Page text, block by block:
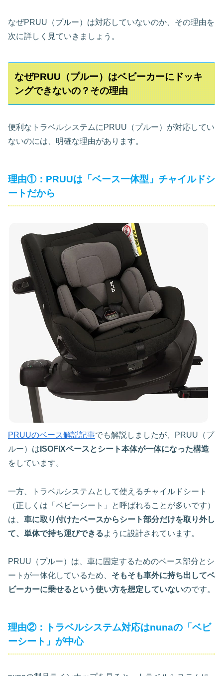
なぜPRUU（プルー）は対応していないのか、その理由を
次に詳しく見ていきましょう。
なぜPRUU（プルー）はベビーカーにドッキ
ングできないの？その理由
便利なトラベルシステムにPRUU（プルー）が対応してい
ないのには、明確な理由があります。
理由①：PRUUは「ベース一体型」チャイルドシ
ートだから
PRUUのベース解説記事でも解説しましたが、PRUU（プ
ルー）は ISOFIXベースとシート本体が一体になった構造
をしています。
一方、トラベルシステムとして使えるチャイルドシート
（正しくは「ベビーシート」と呼ばれることが多いです）
は、 車に取り付けたベースからシート部分だけを取り外し
て、単体で持ち運びできるように設計されています。
PRUU（プルー）は、車に固定するためのベース部分とシ
ートが一体化しているため、 そもそも車外に持ち出してベ
ビーカーに乗せるという使い方を想定していないのです。
理由②：トラベルシステム対応はnunaの「ベビ
ーシート」が中心